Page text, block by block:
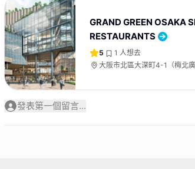
GRAND GREEN OSAKA
RESTAURANTS
5 1 人想去
大阪市北區大深町4-1（梅北
發表第一個留言...